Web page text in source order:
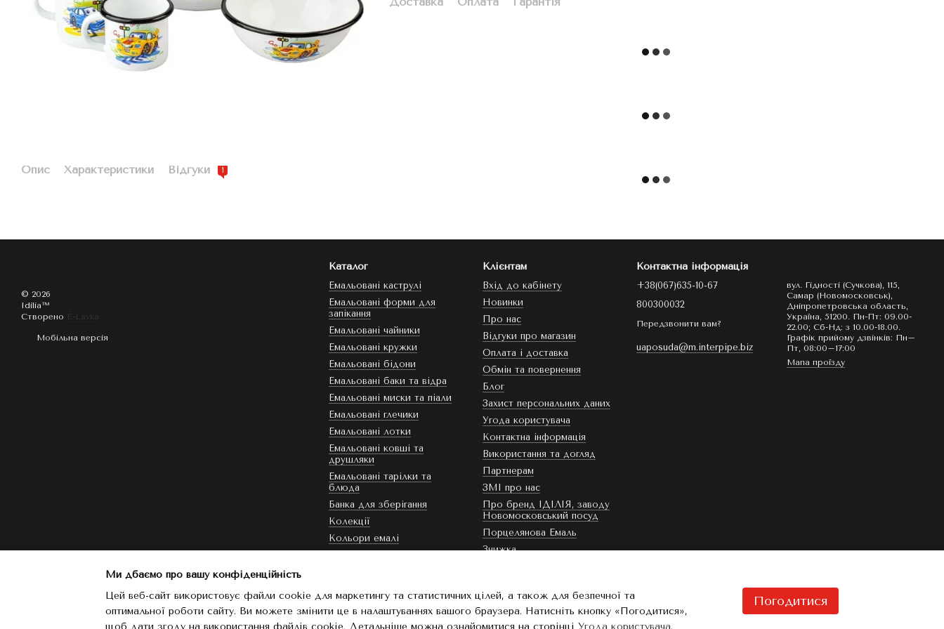
Опис Характеристики Відгуки 1
© 2026
Idilia™️
Створено E-Lavka
Мобільна версія
Каталог
Емальовані каструлі
Емальовані форми для
запікання
Емальовані чайники
Емальовані кружки
Емальовані бідони
Емальовані баки та відра
Емальовані миски та піали
Емальовані глечики
Емальовані лотки
Емальовані ковші та
друшляки
Емальовані тарілки та
блюда
Банка для зберігання
Колекції
Кольори емалі
Клієнтам
Вхід до кабінету
Новинки
Про нас
Відгуки про магазин
Оплата і доставка
Обмін та повернення
Блог
Захист персональних даних
Угода користувача
Контактна інформація
Використання та догляд
Партнерам
ЗМІ про нас
Про бренд ІДІЛІЯ, заводу
Новомосковський посуд
Порцелянова Емаль
Знижка
Контактна інформація
+38(067)635-10-67
800300032
Передзвонити вам?
uaposuda@m.interpipe.biz
вул. Гідності (Сучкова), 115,
Самар (Новомосковськ),
Дніпропетровська область,
Україна, 51200. Пн-Пт: 09.00-
22.00; Сб-Нд: з 10.00-18.00.
Графік прийому дзвінків: Пн–
Пт, 08:00–17:00
Мапа проїзду
Ми дбаємо про вашу конфіденційність
Цей веб-сайт використовує файли cookie для маркетингу та статистичних цілей, а також для безпечної та
оптимальної роботи сайту. Ви можете змінити це в налаштуваннях вашого браузера. Натисніть кнопку «Погодитися»,
щоб дати згоду на використання файлів cookie. Детальніше можна ознайомитися на сторінці Угода користувача.
Погодитися